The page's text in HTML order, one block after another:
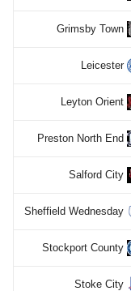
Grimsby Town
Leicester
Leyton Orient
Preston North End
Salford City
Sheffield Wednesday
Stockport County
Stoke City